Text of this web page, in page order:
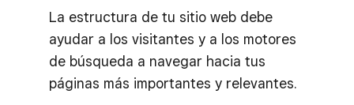
La estructura de tu sitio web debe
ayudar a los visitantes y a los motores
de búsqueda a navegar hacia tus
páginas más importantes y relevantes.